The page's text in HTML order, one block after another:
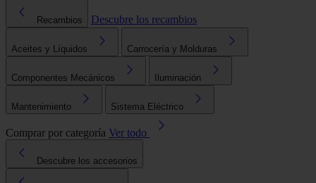
Recambios Descubre los recambios
Aceites y Líquidos Carrocería y Molduras
Componentes Mecánicos Iluminación
Mantenimiento Sistema Eléctrico
Comprar por categoría Ver todo
Descubre los accesorios